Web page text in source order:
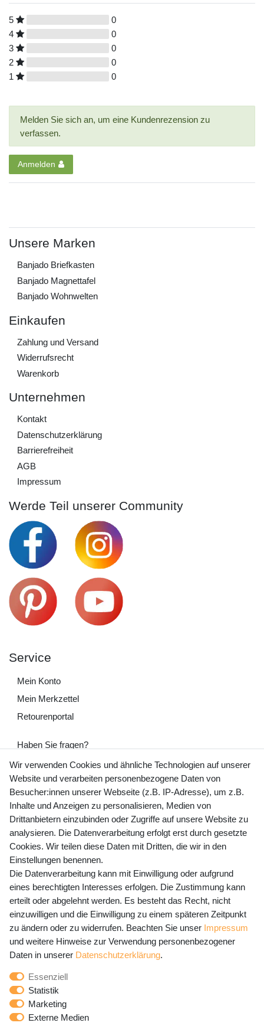
5
0
4
0
3
0
2
0
1
0
Melden Sie sich an, um eine Kundenrezension zu
verfassen.
Anmelden
Unsere Marken
Banjado Briefkasten
Banjado Magnettafel
Banjado Wohnwelten
Einkaufen
Zahlung und Versand
Widerrufs­recht
Warenkorb
Unternehmen
Kontakt
Daten­schutz­erklärung
Barrierefreiheit
AGB
Impressum
Werde Teil unserer Community
Service
Mein Konto
Mein Merkzettel
Retourenportal
Haben Sie fragen?
+49 (0) 35243 460 400
Mo-Fr 9-15 Uhr
shop@banjado.com
Preisangaben inkl. gesetzl. MwSt. und zzgl. Service- und
Versandkosten
Newsletter Anmeldung - Keine Angebote
mehr verpassen!
E-MAIL **
Newsletter
Honig
Hiermit bestätige ich, dass ich die
gelesen habe. Meine Einwilligung kann ich jederzeit
widerrufen.**
Wir verwenden Cookies und ähnliche Technologien auf unserer
Website und verarbeiten personenbezogene Daten von
Besucher:innen unserer Webseite (z.B. IP-Adresse), um z.B.
Inhalte und Anzeigen zu personalisieren, Medien von
Drittanbietern einzubinden oder Zugriffe auf unsere Website zu
analysieren. Die Datenverarbeitung erfolgt erst durch gesetzte
Cookies. Wir teilen diese Daten mit Dritten, die wir in den
Einstellungen benennen.
Die Datenverarbeitung kann mit Einwilligung oder aufgrund
eines berechtigten Interesses erfolgen. Die Zustimmung kann
erteilt oder abgelehnt werden. Es besteht das Recht, nicht
einzuwilligen und die Einwilligung zu einem späteren Zeitpunkt
zu ändern oder zu widerrufen. Beachten Sie unser Impressum
und weitere Hinweise zur Verwendung personenbezogener
Daten in unserer Daten­schutz­erklärung.
Essenziell
Statistik
Marketing
Externe Medien